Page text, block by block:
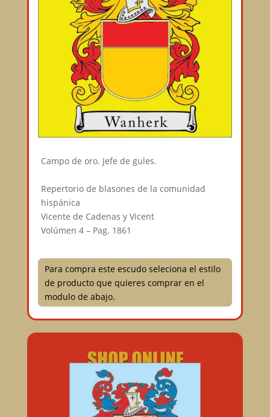
Campo de oro. Jefe de gules.⠀
Repertorio de blasones de la comunidad
hispánica⠀
Vicente de Cadenas y Vicent⠀
Volúmen 4 – Pag. 1861⠀
Para compra este escudo seleciona el estilo
de producto que quieres comprar en el
modulo de abajo.